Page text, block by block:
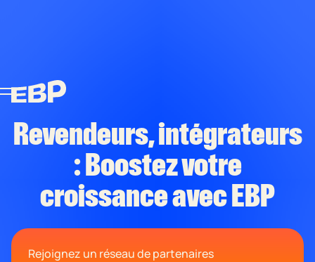
Revendeurs, intégrateurs
: Boostez votre
croissance avec EBP
Rejoignez un réseau de partenaires